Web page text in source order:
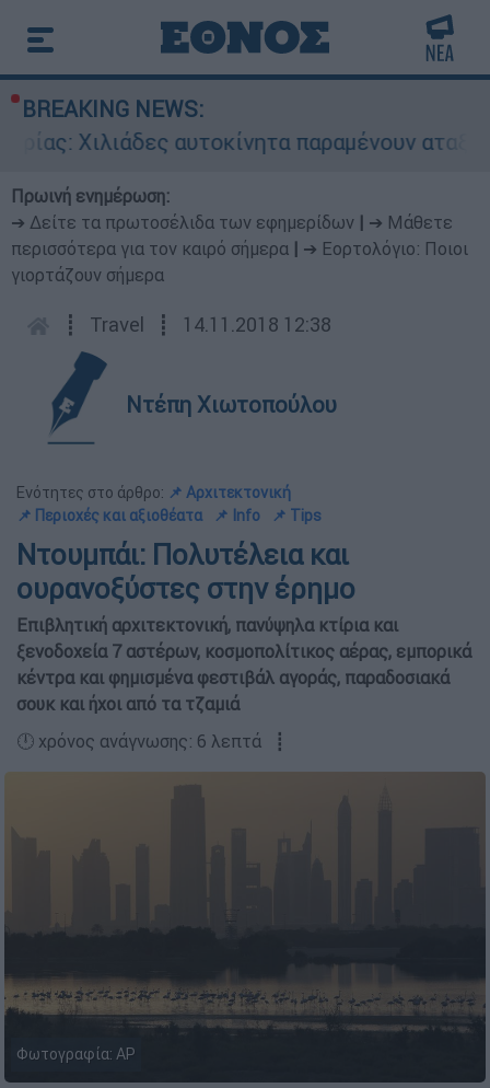
BREAKING NEWS:
αυτοκίνητα παραμένουν αταξινόμητα
Πρωινή ενημέρωση:
➔ Δείτε τα πρωτοσέλιδα των εφημερίδων
➔ Μάθετε
περισσότερα για τον καιρό σήμερα
➔ Εορτολόγιο: Ποιοι
γιορτάζουν σήμερα
┋ Travel ┋ 14.11.2018 12:38
Ντέπη Χιωτοπούλου
Ενότητες στο άρθρο: 📌 Αρχιτεκτονική
📌 Περιοχές και αξιοθέατα
📌 Info 📌 Tips
Ντουμπάι: Πολυτέλεια και
ουρανοξύστες στην έρημο
Επιβλητική αρχιτεκτονική, πανύψηλα κτίρια και
ξενοδοχεία 7 αστέρων, κοσμοπολίτικος αέρας, εμπορικά
κέντρα και φημισμένα φεστιβάλ αγοράς, παραδοσιακά
σουκ και ήχοι από τα τζαμιά
🕛 χρόνος ανάγνωσης: 6 λεπτά ┋
Φωτογραφία: AP